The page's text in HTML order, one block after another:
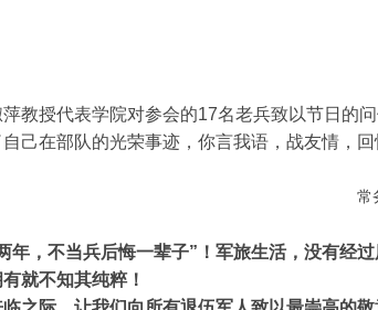
授代表学院对参会的17名老兵致以节日的问
己在部队的光荣事迹，你言我语，战友情，
常
，不当兵后悔一辈子”！军旅生活，没有经过
就不知其纯粹！